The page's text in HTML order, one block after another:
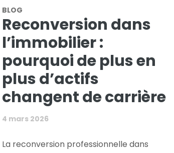
BLOG
Reconversion dans
l’immobilier :
pourquoi de plus en
plus d’actifs
changent de carrière
4 mars 2026
La reconversion professionnelle dans